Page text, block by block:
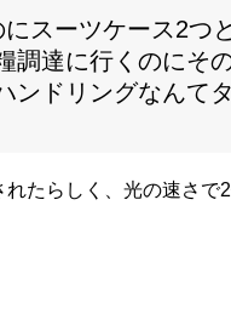
スーツケース2つ
調達に行くのにそ
ンドリングなんて
たらしく、光の速さ